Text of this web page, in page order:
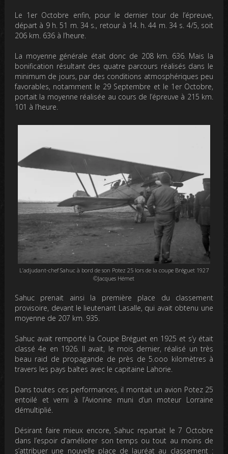
Le 1er Octobre enfin, pour le dernier tour de l’épreuve,
départ à 9 h. 51 m. 34 s., retour à 14. h. 44 m. 34 s. 4/5, soit
206 km. 636 à l’heure.
La moyenne générale était donc de 208 km. 636. Mais la
bonification résultant des quatre parcours réalisés dans le
minimum de jours, par des conditions atmosphériques peu
favorables, notamment le 29 Septembre et le 1er Octobre,
portait la moyenne réalisée au cours de l’épreuve à 215 km.
101 à l’heure.
L’adjudant-chef Sahuc à bord de son Potez 25 lors de la coupe Bréguet 1927
©Jacques Hémet
Sahuc prenait ainsi la première place du classement
provisoire, devant le lieutenant Lasalle, qui avait obtenu une
moyenne de 207 km. 935.
Sahuc avait remporté la Coupe Bréguet en 1925 et s’y était
classé 4e en 1926. Il avait, le mois dernier, réalisé un très
beau raid de propagande de près de 5.ooo kilomètres à
travers les pays baltes avec le capitaine Lahorie.
Dans toutes ces performances, il montait un avion Potez 25
entoilé et verni à l’Avionine muni d’un moteur Lorraine
démultiplié.
Désirant faire mieux encore, Sahuc repartait le 7 Octobre
dans l’espoir d’améliorer son temps ou tout au moins de
s’attribuer une nouvelle place de lauréat au classement :